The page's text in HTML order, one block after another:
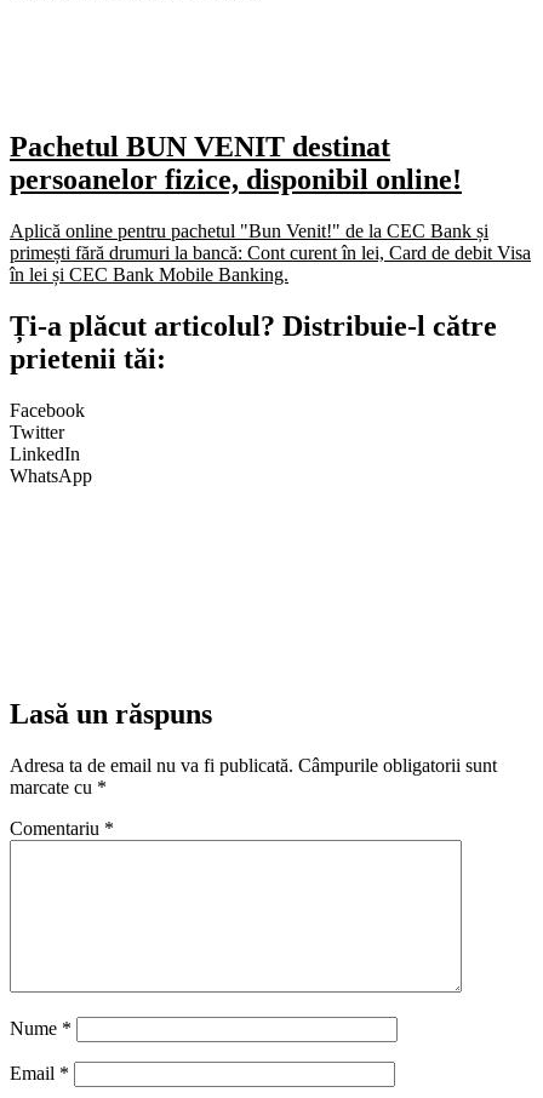
Pachetul BUN VENIT destinat
persoanelor fizice, disponibil online!
Aplică online pentru pachetul "Bun Venit!" de la CEC Bank și
primești fără drumuri la bancă: Cont curent în lei, Card de debit Visa
în lei și CEC Bank Mobile Banking.​
Ți-a plăcut articolul? Distribuie-l către
prietenii tăi:
Facebook
Twitter
LinkedIn
WhatsApp
Lasă un răspuns
Adresa ta de email nu va fi publicată. Câmpurile obligatorii sunt
marcate cu *
Comentariu *
Nume *
Email *